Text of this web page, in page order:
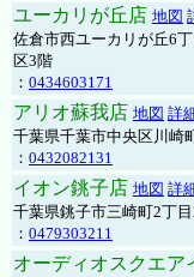
ユーカリが丘店 地図
佐倉市西ユーカリが丘6
区3階
： 0434603171
アリオ蘇我店 地図 詳
千葉県千葉市中央区川
： 0432082131
イオン銚子店 地図 詳
千葉県銚子市三崎町2丁
： 0479303211
オーディオスクエア